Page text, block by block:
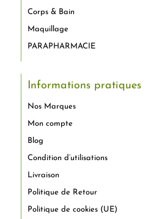
Corps & Bain
Maquillage
PARAPHARMACIE
Informations pratiques
Nos Marques
Mon compte
Blog
Condition d’utilisations
Livraison
Politique de Retour
Politique de cookies (UE)